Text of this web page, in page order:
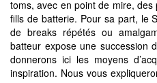
toms, avec en point de mire,
fills de batterie. Pour sa part, le
de breaks répétés ou
batteur expose une succession
donnerons ici les moyens
inspiration. Nous vous